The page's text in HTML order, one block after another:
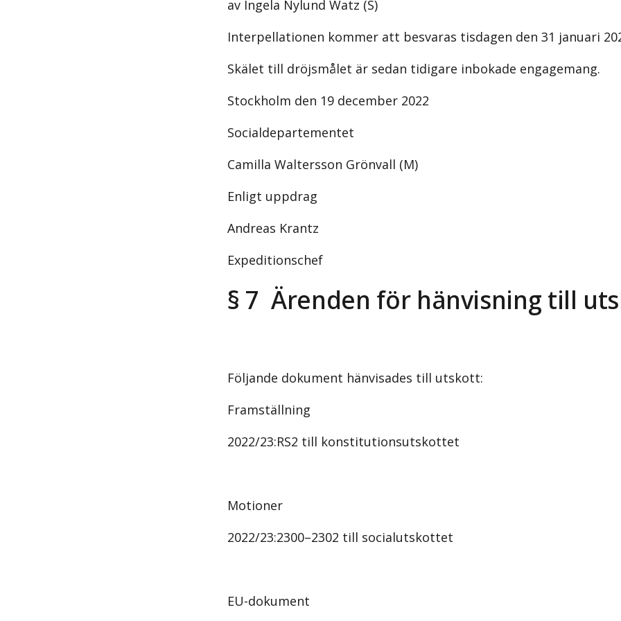
av Ingela Nylund Watz (S)
Interpellationen kommer att besvaras tisdagen den 31 januari
Skälet till dröjsmålet är sedan tidigare inbokade engagemang.
Stockholm den 19 december 2022
Socialdepartementet
Camilla Waltersson Grönvall (M)
Enligt uppdrag
Andreas Krantz
Expeditionschef
§ 7 Ärenden för hänvisning till
Följande dokument hänvisades till utskott:
Framställning
2022/23:RS2 till konstitutionsutskottet
Motioner
2022/23:2300–2302 till socialutskottet
EU-dokument